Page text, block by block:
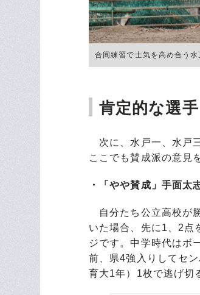
合同練習で士気を高め合う
肯定的な選
次に、水戸一、水戸
ここでも賛成派の意見
・「やや賛成」手面太
自分たち公立高校が
いた場合、先に1、2点
ジです。中学時代はボ
前、県4強入りしてセ
育大1年）1枚で逃げ切